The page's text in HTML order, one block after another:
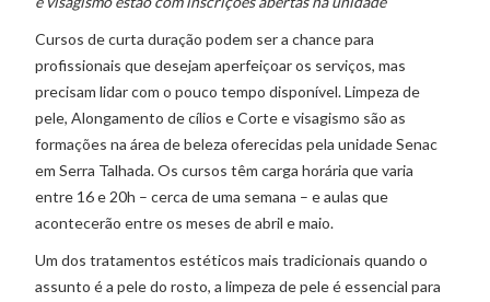
Cursos de curta duração podem ser a chance para
profissionais que desejam aperfeiçoar os serviços, mas
precisam lidar com o pouco tempo disponível. Limpeza de
pele, Alongamento de cílios e Corte e visagismo são as
formações na área de beleza oferecidas pela unidade Senac
em Serra Talhada. Os cursos têm carga horária que varia
entre 16 e 20h – cerca de uma semana – e aulas que
acontecerão entre os meses de abril e maio.
Um dos tratamentos estéticos mais tradicionais quando o
assunto é a pele do rosto, a limpeza de pele é essencial para